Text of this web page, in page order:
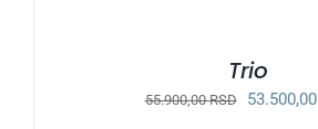
Trio
55.900,00RSD
Originalna
53.500,00